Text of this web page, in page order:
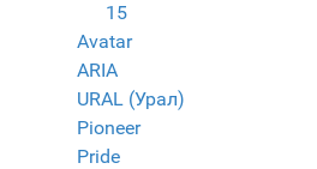
15
Avatar
ARIA
URAL (Урал)
Pioneer
Pride